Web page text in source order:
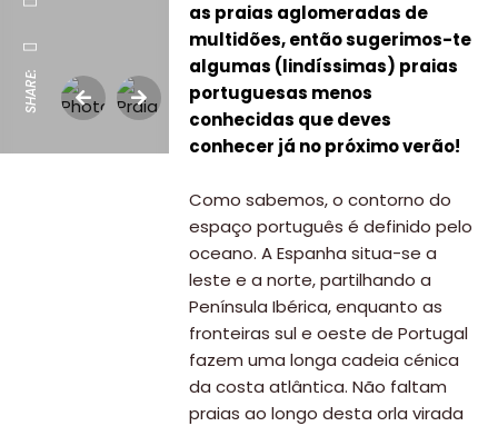
SHARE:
as praias aglomeradas de
multidões, então sugerimos-te
algumas (lindíssimas) praias
portuguesas menos
conhecidas que deves
conhecer já no próximo verão!
Como sabemos, o contorno do
espaço português é definido pelo
oceano. A Espanha situa-se a
leste e a norte, partilhando a
Península Ibérica, enquanto as
fronteiras sul e oeste de Portugal
fazem uma longa cadeia cénica
da costa atlântica. Não faltam
praias ao longo desta orla virada